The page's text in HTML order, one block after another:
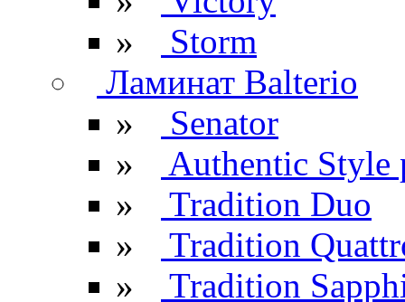
»
Storm
Ламинат Balterio
»
Senator
»
Authentic Style
»
Tradition Duo
»
Tradition
»
Tradition